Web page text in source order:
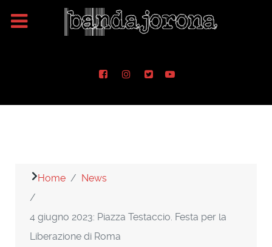
Home News
4 giugno 2023: Piazza Testaccio. Festa per la
Liberazione di Roma